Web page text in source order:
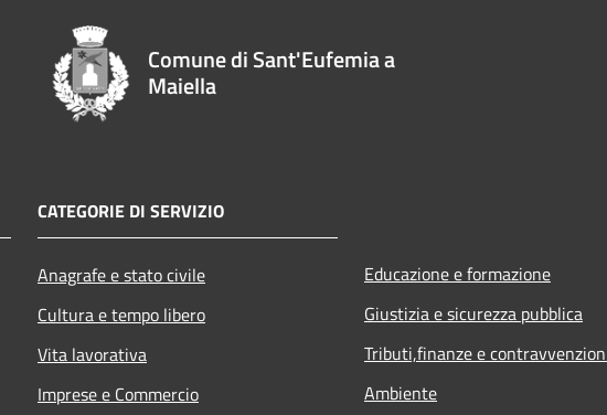
Comune di Sant'Eufemia a
Maiella
CATEGORIE DI SERVIZIO
Anagrafe e stato civile
Cultura e tempo libero
Vita lavorativa
Imprese e Commercio
Educazione e formazione
Giustizia e sicurezza pubblica
Tributi,finanze e
Ambiente